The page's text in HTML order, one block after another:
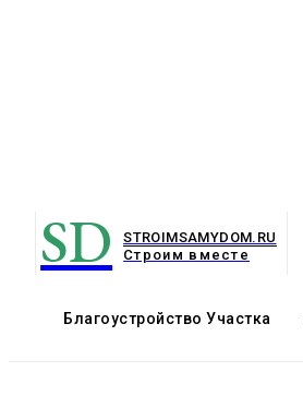
SD
STROIMSAMYDOM.RU
Строим вместе
Благоустройство Участка